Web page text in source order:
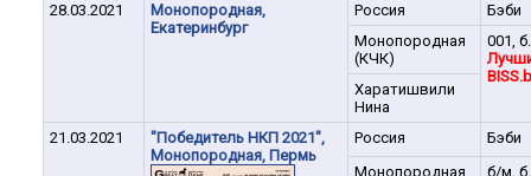
28.03.2021
Монопородная,
Екатеринбург
Россия
Бэби
Монопородная
(КЧК)
001,
Харатишвили
Нина
21.03.2021
"Победитель НКП 2021",
Монопородная, Пермь
Россия
Бэби
Монопородная
б/м,